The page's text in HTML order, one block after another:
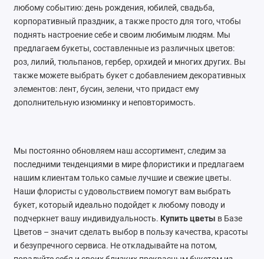
любому событию: день рождения, юбилей, свадьба,
корпоративный праздник, а также просто для того, чтобы
поднять настроение себе и своим любимым людям. Мы
предлагаем букеты, составленные из различных цветов:
роз, лилий, тюльпанов, гербер, орхидей и многих других. Вы
также можете выбрать букет с добавлением декоративных
элементов: лент, бусин, зелени, что придаст ему
дополнительную изюминку и неповторимость.
Мы постоянно обновляем наш ассортимент, следим за
последними тенденциями в мире флористики и предлагаем
нашим клиентам только самые лучшие и свежие цветы.
Наши флористы с удовольствием помогут вам выбрать
букет, который идеально подойдет к любому поводу и
подчеркнет вашу индивидуальность. Купить цветы в Базе
Цветов – значит сделать выбор в пользу качества, красоты
и безупречного сервиса. Не откладывайте на потом,